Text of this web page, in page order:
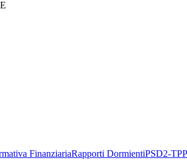
FinanziariaRapporti DormientiPSD2-TPP